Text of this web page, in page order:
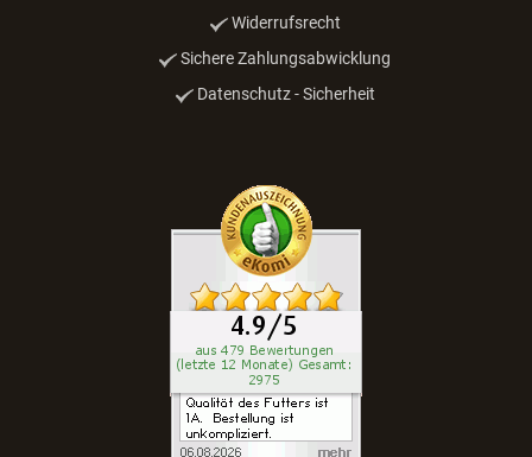
Widerrufsrecht
Sichere Zahlungsabwicklung
Datenschutz - Sicherheit